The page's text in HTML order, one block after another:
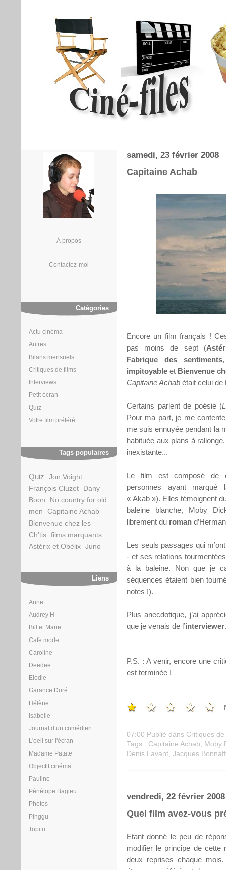
À propos
Contactez-moi
Catégories
Actu cinéma
Autres
Bilans mensuels
Critiques de films
Interviews
Petit écran
Quiz
Votre film préféré
Tags populaires
Quiz
Jon Voight
François Cluzet
Dany
Boon
No country for old
men
Capitaine Achab
Bienvenue chez les
Ch'tis films marquants
Astérix et Obélix Juno
Liens
Anne
Audrey H
Bill et Marie
Café mode
Caroline
Deedee
Elodie
Garance Doré
Hélène
Isabelle
Journal d’un comédien
L'oeil sur l'écran
Madame Patate
Objectif cinéma
Pauline
Pénélope Bagieu
Photos
Pinggu
Topito
samedi, 23 février 2008
Capitaine Achab
Encore un film français !
pas moins de sept (
Fabrique des sentiments
impitoyable et Bienvenue
Capitaine Achab était celui de
Certains parlent de poésie (
Pour ma part, je me
me suis ennuyée pendant la
habituée aux plans à
inexistante...
Le film est composé de
personnes ayant marqué
« Akab »). Elles témoignent
baleine blanche, Moby
librement du roman
Les seuls passages qui
- et ses relations
à la baleine. Non que je
séquences étaient bien
notes !).
Plus anecdotique, j’ai
que je venais de l’interviewer.
P.S. : A venir, encore une
est terminée !
07:00 Publié dans Critiques de
Tags : Capitaine Achab
Moby
Denis Lavant Jacques
vendredi, 22 février 2008
Quel film avez-vous
Etant donné le peu de
modifier le principe de cette
deux reprises chaque